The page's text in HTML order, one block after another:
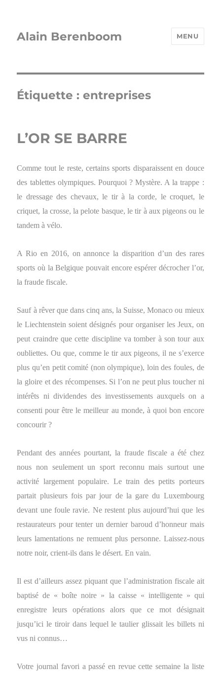
Alain Berenboom MENU
Étiquette :entreprises
L’OR SE BARRE
Comme tout le reste, certains sports disparaissent en douce
des tablettes olympiques. Pourquoi ? Mystère. A la trappe :
le dressage des chevaux, le tir à la corde, le croquet, le
criquet, la crosse, la pelote basque, le tir à aux pigeons ou le
tandem à vélo.
A Rio en 2016, on annonce la disparition d’un des rares
sports où la Belgique pouvait encore espérer décrocher l’or,
la fraude fiscale.
Sauf à rêver que dans cinq ans, la Suisse, Monaco ou mieux
le Liechtenstein soient désignés pour organiser les Jeux, on
peut craindre que cette discipline va tomber à son tour aux
oubliettes. Ou que, comme le tir aux pigeons, il ne s’exerce
plus qu’en petit comité (non olympique), loin des foules, de
la gloire et des récompenses. Si l’on ne peut plus toucher ni
intérêts ni dividendes des investissements auxquels on a
consenti pour être le meilleur au monde, à quoi bon encore
concourir ?
Pendant des années pourtant, la fraude fiscale a été chez
nous non seulement un sport reconnu mais surtout une
activité largement populaire. Le train des petits porteurs
partait plusieurs fois par jour de la gare du Luxembourg
devant une foule ravie. Ne restent plus aujourd’hui que les
restaurateurs pour tenter un dernier baroud d’honneur mais
leurs lamentations ne remuent plus personne. Laissez-nous
notre noir, crient-ils dans le désert. En vain.
Il est d’ailleurs assez piquant que l’administration fiscale ait
baptisé de « boîte noire » la caisse « intelligente » qui
enregistre leurs opérations alors que ce mot désignait
jusqu’ici le tiroir dans lequel le taulier glissait les billets ni
vus ni connus…
Votre journal favori a passé en revue cette semaine la liste